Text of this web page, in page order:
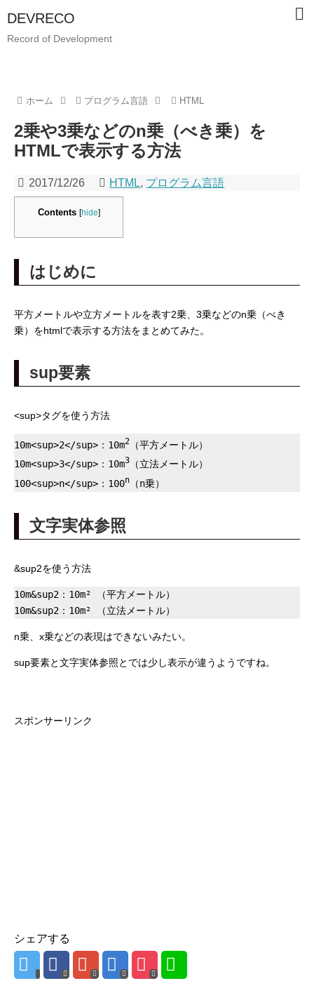
DEVRECO
Record of Development
ホーム プログラム言語 HTML
2乗や3乗などのn乗（べき乗）を
HTMLで表示する方法
2017/12/26 HTML, プログラム言語
Contents [hide]
はじめに
平方メートルや立方メートルを表す2乗、3乗などのn乗（べき
乗）をhtmlで表示する方法をまとめてみた。
sup要素
<sup>タグを使う方法
10m<sup>2</sup>：10m2 （平方メートル）
10m<sup>3</sup>：10m3 （立法メートル）
100<sup>n</sup>：100n
文字実体参照
&sup2を使う方法
10m&sup2：10m² （平方メートル）
n乗、x乗などの表現はできないみたい。
sup要素と文字実体参照とでは少し表示が違うようですね。
スポンサーリンク
シェアする